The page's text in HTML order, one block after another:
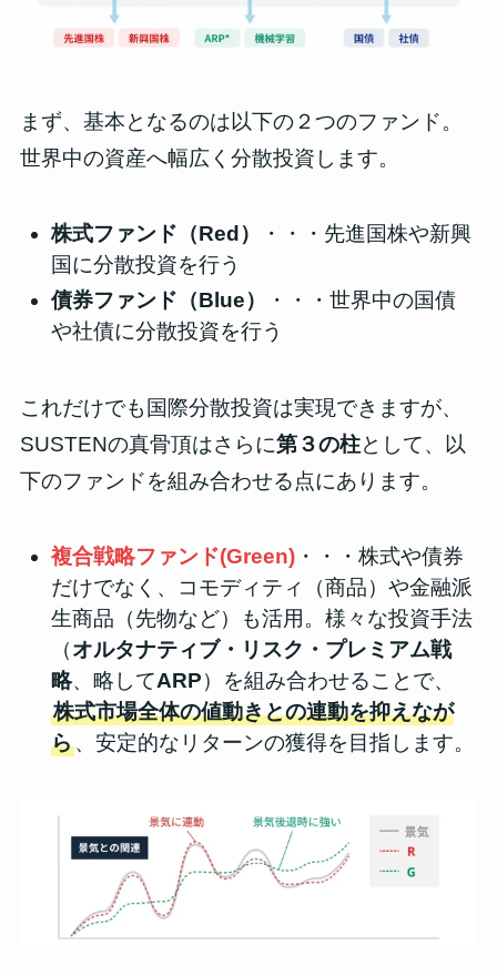
まず、基本となるのは以下の２つのファンド。
世界中の資産へ幅広く分散投資します。
株式ファンド（Red）
・・・先進国株や新興
国に分散投資を行う
債券ファンド（Blue）
・・・世界中の国債
や社債に分散投資を行う
これだけでも国際分散投資は実現できますが、
SUSTENの真骨頂はさらに第３の柱として、以
下のファンドを組み合わせる点にあります。
複合戦略ファンド(Green) ・・・株式や債券
だけでなく、コモディティ（商品）や金融派
生商品（先物など）も活用。様々な投資手法
（オルタナティブ・リスク・プレミアム戦
略、略してARP）を組み合わせることで、
株式市場全体の値動きとの連動を抑えなが
ら、安定的なリターンの獲得を目指します。